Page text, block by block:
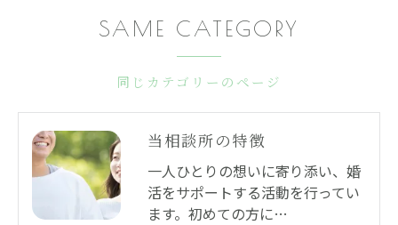
同じカテゴリーのページ
SAME CATEGORY
当相談所の特徴
一人ひとりの想いに寄り添い、婚
活をサポートする活動を行ってい
ます。初めての方に…